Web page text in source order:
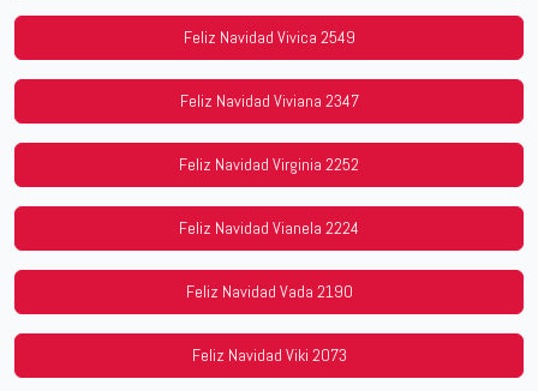
Feliz Navidad Vivica 2549
Feliz Navidad Viviana 2347
Feliz Navidad Virginia 2252
Feliz Navidad Vianela 2224
Feliz Navidad Vada 2190
Feliz Navidad Viki 2073